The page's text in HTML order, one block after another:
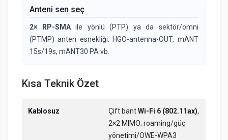
Anteni sen seç
2× RP-SMAile yönlü (PTP) ya da sektör/omni
(PTMP) anten esnekliği: HGO-antenna-OUT, mANT
15s/19s, mANT30 PA vb.
Kısa Teknik Özet
Kablosuz Çift bantWi-Fi 6 (802.11ax),
2×2 MIMO; roaming/güç
yönetimi/OWE-WPA3